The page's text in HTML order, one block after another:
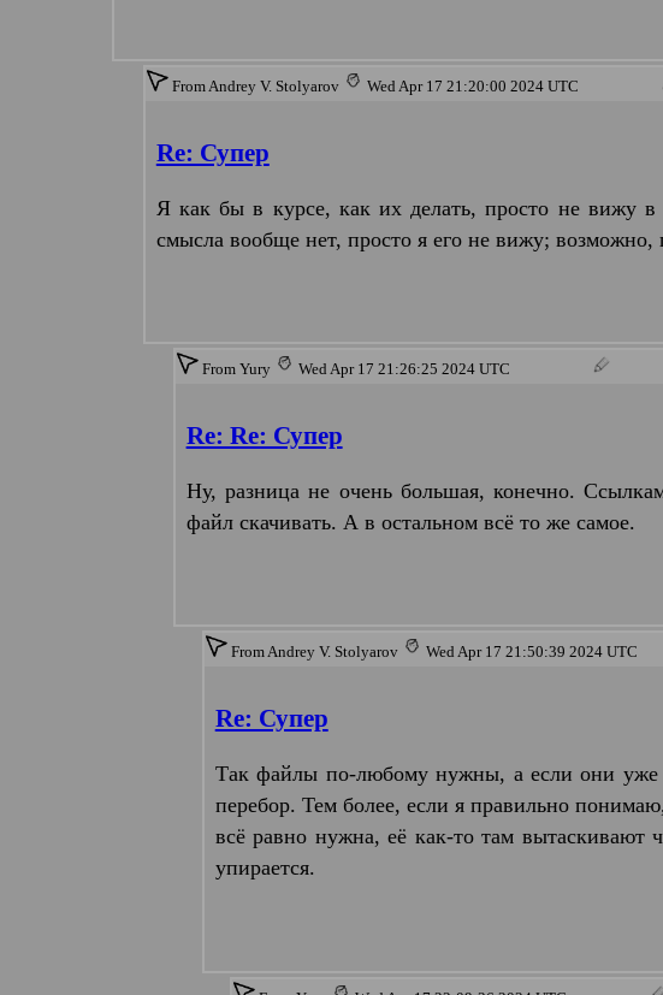
From Andrey V. Stolyarov Wed Apr 17 21:20:00 2024 UTC
Re: Супер
Я как бы в курсе, как их делать, просто не вижу
смысла вообще нет, просто я его не вижу; возможно,
From Yury Wed Apr 17 21:26:25 2024 UTC
Re: Re: Супер
Ну, разница не очень большая, конечно.
файл скачивать. А в остальном всё то же самое.
From Andrey V. Stolyarov Wed Apr 17 21:50:39 2024 UTC
Re: Супер
Так файлы по-любому нужны, а если они уже
перебор. Тем более, если я правильно
всё равно нужна, её как-то там вытаскивают
упирается.